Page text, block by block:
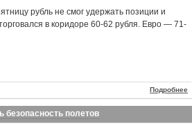
рубль не смог удержать позиции и
в коридоре 60-62 рубля. Евро — 71-
Подробнее
безопасность полетов